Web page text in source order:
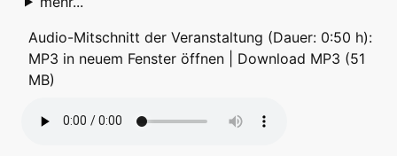
Audio-Mitschnitt der Veranstaltung (Dauer: 0:50 h):
MP3 in neuem Fenster öffnen
Download MP3 (51
MB)